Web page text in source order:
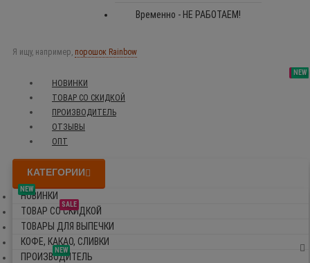
Временно - НЕ РАБОТАЕМ!
Я ищу, например, порошок Rainbow
NEW
НОВИНКИ
SALE
ТОВАР СО СКИДКОЙ
NEW
ПРОИЗВОДИТЕЛЬ
NEW
ОТЗЫВЫ
ОПТ
КАТЕГОРИИ
NEW
НОВИНКИ
SALE
ТОВАР СО СКИДКОЙ
ТОВАРЫ ДЛЯ ВЫПЕЧКИ
КОФЕ, КАКАО, СЛИВКИ
NEW
ПРОИЗВОДИТЕЛЬ